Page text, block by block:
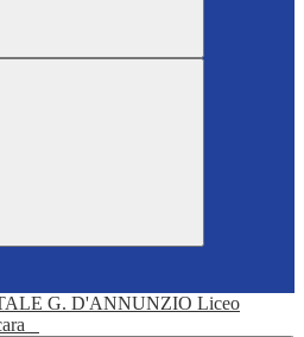
Liceo